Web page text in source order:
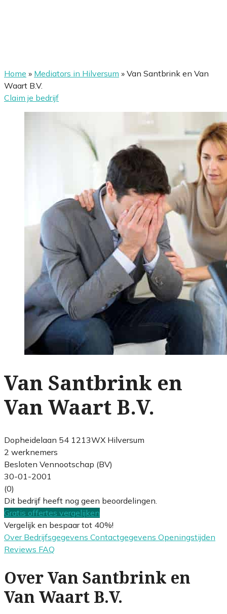
Home » Mediators in Hilversum » Van Santbrink en Van
Waart B.V.
Claim je bedrijf
Van Santbrink en
Van Waart B.V.
Dopheidelaan 54 1213WX Hilversum
2 werknemers
Besloten Vennootschap (BV)
30-01-2001
(0)
Dit bedrijf heeft nog geen beoordelingen.
Gratis offertes vergelijken
Vergelijk en bespaar tot 40%!
Over Bedrijfsgegevens Contactgegevens Openingstijden
Reviews FAQ
Over Van Santbrink en
Van Waart B.V.